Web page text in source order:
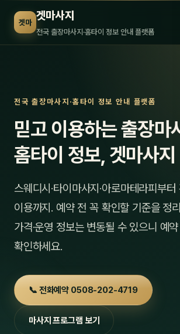
겟마 겟마사지
전국 출장마사지·홈타이 정보 안내 플랫폼
전국 출장마사지·홈타이 정보 안내 플랫폼
믿고 이용하는 출장마
홈타이 정보, 겟마사지
스웨디시·타이마사지·아로마테라피부
이용까지. 예약 전 꼭 확인할 기준을 정
가격·운영 정보는 변동될 수 있으니 예
확인하세요.
📞 전화예약 0508-202-4719
마사지 프로그램 보기